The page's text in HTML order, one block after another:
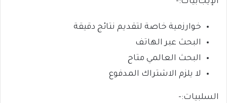
خوارزمية خاصة لتقديم نتائج دقيقة
البحث عبر الهاتف
البحث العالمي متاح
لا يلزم الاشتراك المدفوع
السلبيات:-